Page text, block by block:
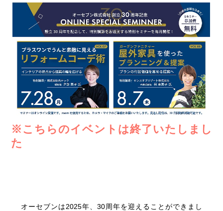
※こちらのイベントは終了いたしまし
た
オーセブンは2025年、30周年を迎えることができまし